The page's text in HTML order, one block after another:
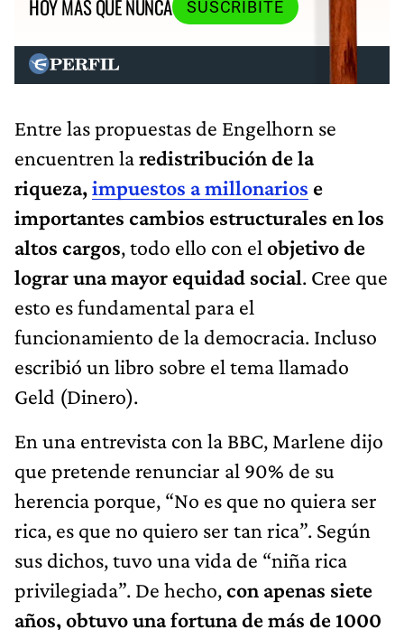
HOY MÁS QUE NUNCA
SUSCRIBITE
Entre las propuestas de Engelhorn se
encuentren laredistribución de la
riqueza,impuestos a millonarios e
importantes cambios estructurales en los
altos cargos, todo ello con el objetivo de
lograr una mayor equidad social. Cree que
esto es fundamental para el
funcionamiento de la democracia. Incluso
escribió un libro sobre el tema llamado
Geld (Dinero).
En una entrevista con la BBC, Marlene dijo
que pretende renunciar al 90% de su
herencia porque, “No es que no quiera ser
rica, es que no quiero ser tan rica”. Según
sus dichos, tuvo una vida de “niña rica
privilegiada”. De hecho,con apenas siete
años, obtuvo una fortuna de más de 1000